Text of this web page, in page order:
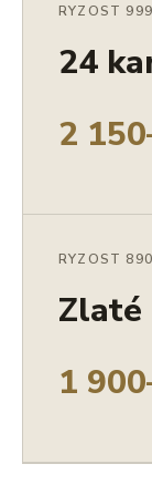
RYZOST 999
24
2
RYZOST
Zlaté
1